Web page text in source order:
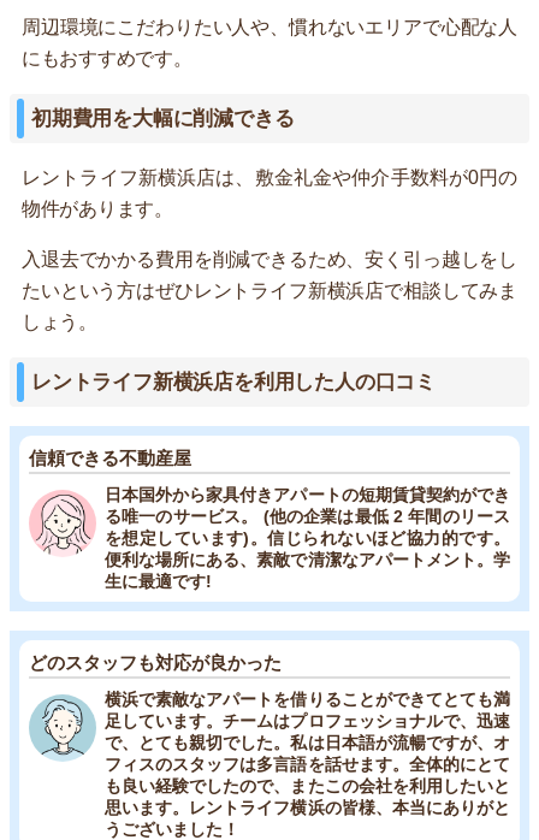
周辺環境にこだわりたい人や、慣れないエリアで心配な人
にもおすすめです。
初期費用を大幅に削減できる
レントライフ新横浜店は、敷金礼金や仲介手数料が0円の
物件があります。
入退去でかかる費用を削減できるため、安く引っ越しをし
たいという方はぜひレントライフ新横浜店で相談してみま
しょう。
レントライフ新横浜店を利用した人の口コミ
信頼できる不動産屋
日本国外から家具付きアパートの短期賃貸契約ができ
る唯一のサービス。 (他の企業は最低 2 年間のリース
を想定しています)。信じられないほど協力的です。
便利な場所にある、素敵で清潔なアパートメント。学
生に最適です!
どのスタッフも対応が良かった
横浜で素敵なアパートを借りることができてとても満
足しています。チームはプロフェッショナルで、迅速
で、とても親切でした。私は日本語が流暢ですが、オ
フィスのスタッフは多言語を話せます。全体的にとて
も良い経験でしたので、またこの会社を利用したいと
思います。レントライフ横浜の皆様、本当にありがと
うございました！